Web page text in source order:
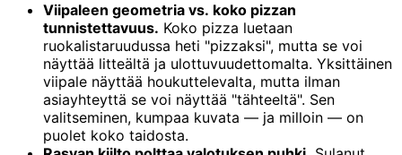
Viipaleen geometria vs. koko pizzan
tunnistettavuus. Koko pizza luetaan
ruokalistaruudussa heti "pizzaksi", mutta se voi
näyttää litteältä ja ulottuvuudettomalta. Yksittäinen
viipale näyttää houkuttelevalta, mutta ilman
asiayhteyttä se voi näyttää "tähteeltä". Sen
valitseminen, kumpaa kuvata — ja milloin — on
puolet koko taidosta.